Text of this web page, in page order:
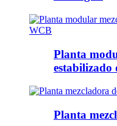
Planta
estabilizado
Planta